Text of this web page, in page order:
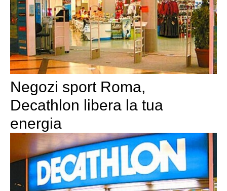
Negozi sport Roma,
Decathlon libera la tua
energia